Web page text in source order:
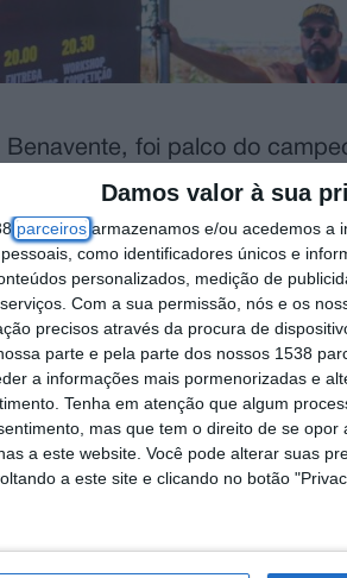
Damos valor à sua
parceirosarmazenamos e/ou acedemos a
como identificadores únicos e
personalizados, medição de
Com a sua permissão, nós e os
precisos através da procura de
parte e pela parte dos nossos 1538
a informações mais pormenorizadas e
Tenha em atenção que algum
mas que tem o direito de se
a este website. Você pode alterar suas
a este site e clicando no botão
foi palco do
em Portugal,
flexões de braço ou as
em pino com as mãos e as
Correia a disputar o título
com Tiago Leitão a
Lucas sagrou-se